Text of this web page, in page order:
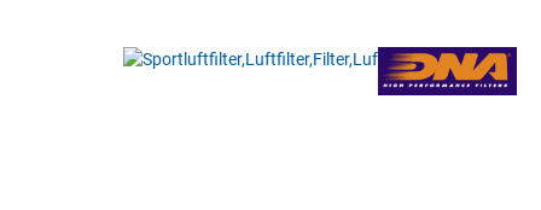
Bildergalerie überspringen